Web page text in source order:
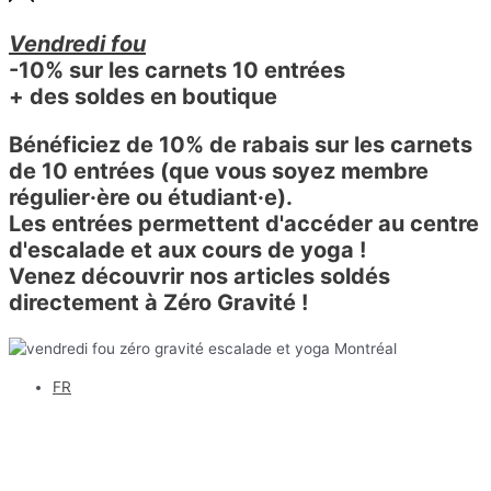
Vendredi fou
-10% sur les carnets 10 entrées
+ des soldes en boutique
Bénéficiez de 10% de rabais sur les carnets
de 10 entrées (que vous soyez membre
régulier·ère ou étudiant·e).
Les entrées permettent d'accéder au centre
d'escalade et aux cours de yoga !
Venez découvrir nos articles soldés
directement à Zéro Gravité !
FR